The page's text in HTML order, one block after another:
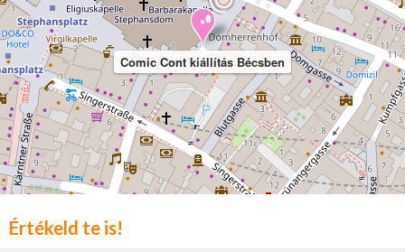
Comic Cont kiállítás Bécsben
Értékeld te is!